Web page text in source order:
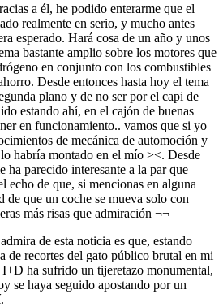
a él, he podido enterarme que el
realmente en serio, y mucho antes
esperado. Hará cosa de un año y unos
bastante amplio sobre los motores que
en conjunto con los combustibles
Desde entonces hasta hoy el tema
plano y de no ser por el capi de
estando ahí, en el cajón de buenas
en funcionamiento.. vamos que si yo
de mecánica de automoción y
habría montado en el mío ><. Desde
ha parecido interesante a la par que
echo de que, si mencionas en alguna
de que un coche se mueva solo con
más risas que admiración ¬¬
de esta noticia es que, estando
de recortes del gato público brutal en mi
ha sufrido un tijeretazo monumental,
se haya seguido apostando por un